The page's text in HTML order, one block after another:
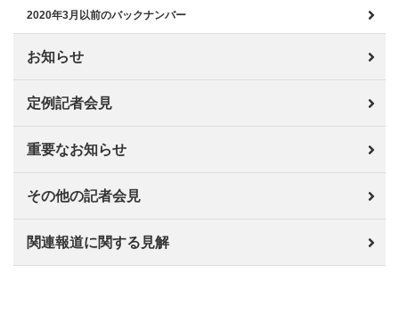
2020年3月以前のバックナンバー
お知らせ
定例記者会見
重要なお知らせ
その他の記者会見
関連報道に関する見解